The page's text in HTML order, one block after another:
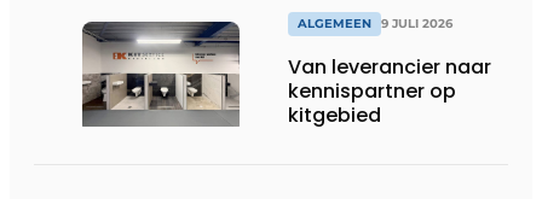
ALGEMEEN 9 JULI 2026
Van leverancier naar
kennispartner op
kitgebied